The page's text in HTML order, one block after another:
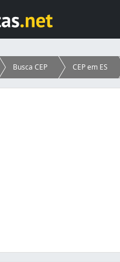
Busca CEP CEP em ES